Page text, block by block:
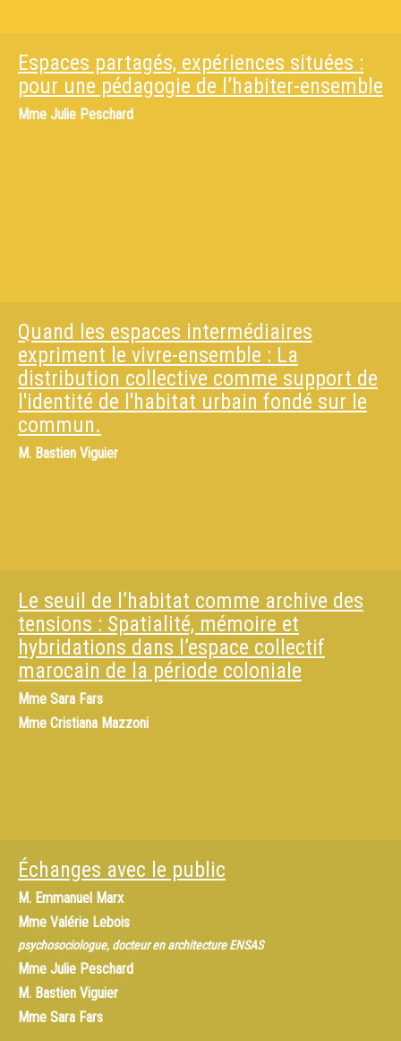
Espaces partagés, expériences situées :
pour une pédagogie de l’habiter-ensemble
Mme Julie Peschard
Quand les espaces intermédiaires
expriment le vivre-ensemble : La
distribution collective comme support de
l'identité de l'habitat urbain fondé sur le
commun.
M. Bastien Viguier
Le seuil de l’habitat comme archive des
tensions : Spatialité, mémoire et
hybridations dans l’espace collectif
marocain de la période coloniale
Mme Sara Fars
Mme Cristiana Mazzoni
Échanges avec le public
M. Emmanuel Marx
Mme Valérie Lebois
psychosociologue, docteur en architecture ENSAS
Mme Julie Peschard
M. Bastien Viguier
Mme Sara Fars